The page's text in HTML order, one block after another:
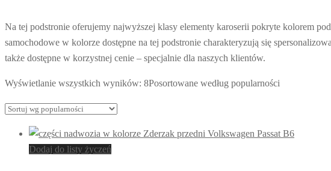
Na tej podstronie oferujemy najwyższej klasy elementy karoserii pokryte kolorem
samochodowe w kolorze dostępne na tej podstronie charakteryzują się
także dostępne w korzystnej cenie – specjalnie dla naszych klientów.
Wyświetlanie wszystkich wyników: 8Posortowane według popularności
Dodaj do listy życzeń